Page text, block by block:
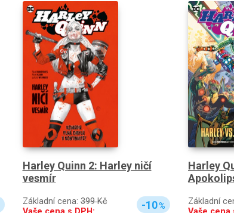
Harley Quinn 2: Harley ničí
vesmír
Základní cena:399 Kč
-10%
Harley
Základní